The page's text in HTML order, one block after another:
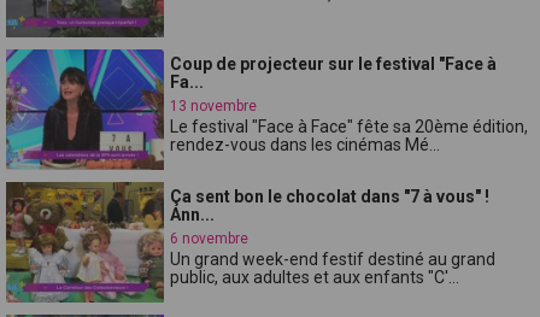
Coup de projecteur sur le festival "Face à
Fa...
13 novembre
Le festival "Face à Face" fête sa 20ème édition,
rendez-vous dans les cinémas Mé...
Ça sent bon le chocolat dans "7 à vous" !
Ann...
6 novembre
Un grand week-end festif destiné au grand
public, aux adultes et aux enfants "C'...